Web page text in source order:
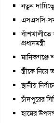
নতুন
এসএসসি-
বাঁশখালীতে
প্রধানমন্ত্রী
মানিকগঞ্জে
স্ত্রীকে
স্থানীয়
চাঁদপুরের
হামের